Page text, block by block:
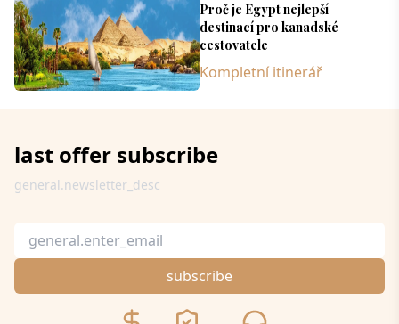
Proč je Egypt nejlepší
destinací pro kanadské
cestovatele
Kompletní itinerář
last offer subscribe
general.newsletter_desc
subscribe